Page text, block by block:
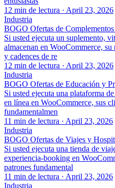
12 min de lectura · April 23, 2026
Industria
BOGO Ofertas de
Si usted ejecuta un suplemento,
almacenan en WooCommerce,
y cadences de re
12 min de lectura · April 23, 2026
Industria
BOGO Ofertas de Educación y
Si usted ejecuta una plataforma
en línea en WooCommerce, sus
fundamentalmen
11 min de lectura · April 23, 2026
Industria
BOGO Ofertas de Viajes y
Si usted ejecuta una tienda de
experiencia-booking en
patrones fundamental
11 min de lectura · April 23, 2026
Industria